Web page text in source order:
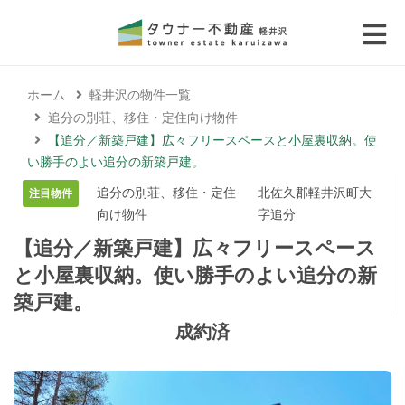
(物件種別から選ぶ)
(価格帯から選ぶ)
(コラム・移住者の声)
(お問い合わせ)
ホーム
軽井沢の物件一覧
追分の別荘、移住・定住向け物件
【追分／新築戸建】広々フリースペースと小屋裏収納。使
い勝手のよい追分の新築戸建。
注目物件
追分の別荘、移住・定住
向け物件
北佐久郡軽井沢町大
字追分
【追分／新築戸建】広々フリースペース
と小屋裏収納。使い勝手のよい追分の新
築戸建。
成約済